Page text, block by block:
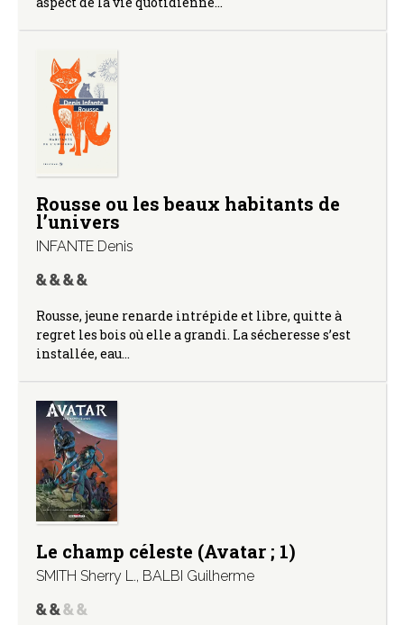
Rousse ou les beaux habitants de
l’univers
INFANTE Denis
Rousse, jeune renarde intrépide et libre, quitte à
regret les bois où elle a grandi. La sécheresse s’est
installée, eau…
Le champ céleste (Avatar ; 1)
SMITH Sherry L., BALBI Guilherme